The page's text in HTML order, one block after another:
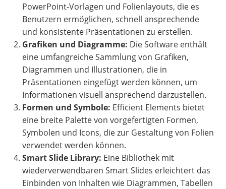
PowerPoint-Vorlagen und Folienlayouts, die es
Benutzern ermöglichen, schnell ansprechende
und konsistente Präsentationen zu erstellen.
Grafiken und Diagramme: Die Software enthält
eine umfangreiche Sammlung von Grafiken,
Diagrammen und Illustrationen, die in
Präsentationen eingefügt werden können, um
Informationen visuell ansprechend darzustellen.
Formen und Symbole: Efficient Elements bietet
eine breite Palette von vorgefertigten Formen,
Symbolen und Icons, die zur Gestaltung von Folien
verwendet werden können.
Smart Slide Library: Eine Bibliothek mit
wiederverwendbaren Smart Slides erleichtert das
Einbinden von Inhalten wie Diagrammen, Tabellen